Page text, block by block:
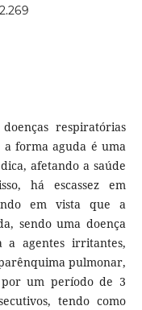
respiratórias
a forma aguda é uma
afetando a saúde
há escassez em
em vista que a
sendo uma doença
a agentes irritantes,
pulmonar,
por um período de 3
tendo como